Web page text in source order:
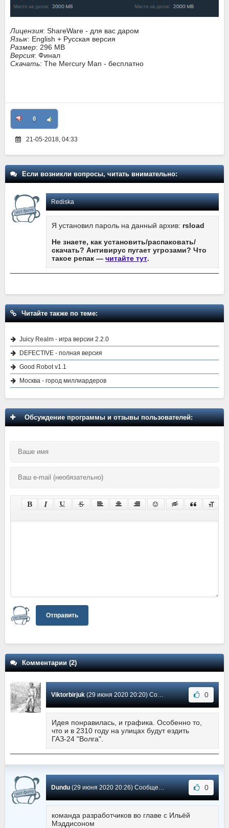
Лицензия: ShareWare - для вас даром
Язык: English + Русская версия
Размер: 296 MB
Версия: Финал
Скачать: The Mercury Man - бесплатно
0
21-05-2018, 04:33
Если возникли вопросы, читать внимательно:
Rediska
Я установил пароль на данный архив: rsload
Не знаете, как установить/распаковать/
скачать? Антивирус пугает угрозами? Что
такое репак — читайте тут.
Читайте также по теме:
Juicy Realm - игра версии 2.2.0
DEFECTIVE - полная версия
Good Robot v1.1
Москва - город миллиардеров
Обсуждение программы и отзывы пользователей:
Отправить
Комментарии (2)
Viktorbirjuk(29 июня 2020 20:20) Сообщение #1 0
Идея понравилась, и графика. Особенно то,
что и в 2310 году на улицах будут ездить
ГАЗ-24 "Волга".
Dundu(29 июня 2020 20:26) Сообщение #0 0
команда разработчиков во главе с Ильёй
Мэддисоном